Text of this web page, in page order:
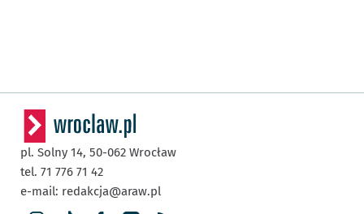
pl. Solny 14, 50-062 Wrocław
tel. 71 776 71 42
e-mail: redakcja@araw.pl